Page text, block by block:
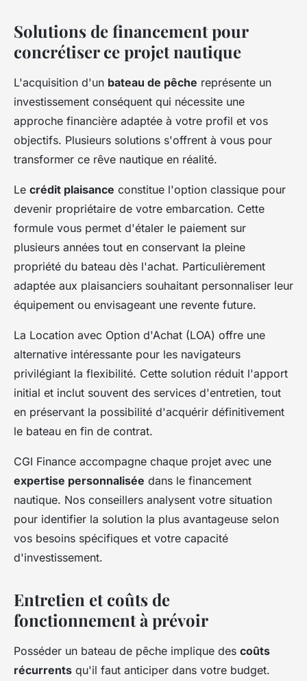
Solutions de financement pour
concrétiser ce projet nautique
L'acquisition d'un bateau de pêche représente un
investissement conséquent qui nécessite une
approche financière adaptée à votre profil et vos
objectifs. Plusieurs solutions s'offrent à vous pour
transformer ce rêve nautique en réalité.
Le crédit plaisance constitue l'option classique pour
devenir propriétaire de votre embarcation. Cette
formule vous permet d'étaler le paiement sur
plusieurs années tout en conservant la pleine
propriété du bateau dès l'achat. Particulièrement
adaptée aux plaisanciers souhaitant personnaliser leur
équipement ou envisageant une revente future.
La Location avec Option d'Achat (LOA) offre une
alternative intéressante pour les navigateurs
privilégiant la flexibilité. Cette solution réduit l'apport
initial et inclut souvent des services d'entretien, tout
en préservant la possibilité d'acquérir définitivement
le bateau en fin de contrat.
CGI Finance accompagne chaque projet avec une
expertise personnalisée dans le financement
nautique. Nos conseillers analysent votre situation
pour identifier la solution la plus avantageuse selon
vos besoins spécifiques et votre capacité
d'investissement.
Entretien et coûts de
fonctionnement à prévoir
Posséder un bateau de pêche implique des coûts
récurrents qu'il faut anticiper dans votre budget.